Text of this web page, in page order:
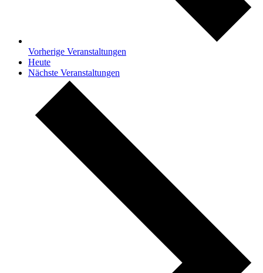
Vorherige Veranstaltungen
Heute
Nächste Veranstaltungen